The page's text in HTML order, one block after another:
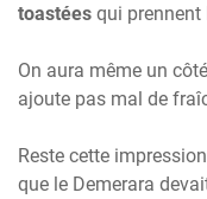
toastées qui prennent
On aura même un côté
ajoute pas mal de
Reste cette
que le Demerara